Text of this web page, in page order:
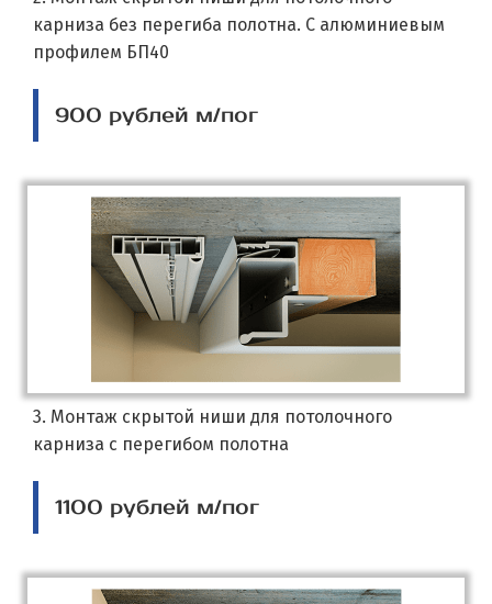
карниза без перегиба полотна. С алюминиевым
профилем БП40
900 рублей м/пог
3. Монтаж скрытой ниши для потолочного
карниза с перегибом полотна
1100 рублей м/пог